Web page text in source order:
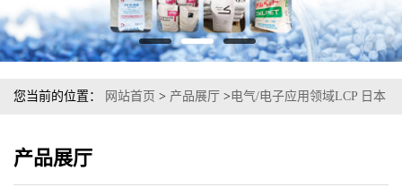
您当前的位置： 网站首页 > 产品展厅 >电气/电子应用领域LCP 日本
产品展厅